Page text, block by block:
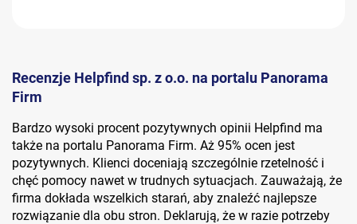
Recenzje Helpfind sp. z o.o. na portalu Panorama
Firm
Bardzo wysoki procent pozytywnych opinii Helpfind ma
także na portalu Panorama Firm. Aż 95% ocen jest
pozytywnych. Klienci doceniają szczególnie rzetelność i
chęć pomocy nawet w trudnych sytuacjach. Zauważają, że
firma dokłada wszelkich starań, aby znaleźć najlepsze
rozwiązanie dla obu stron. Deklarują, że w razie potrzeby